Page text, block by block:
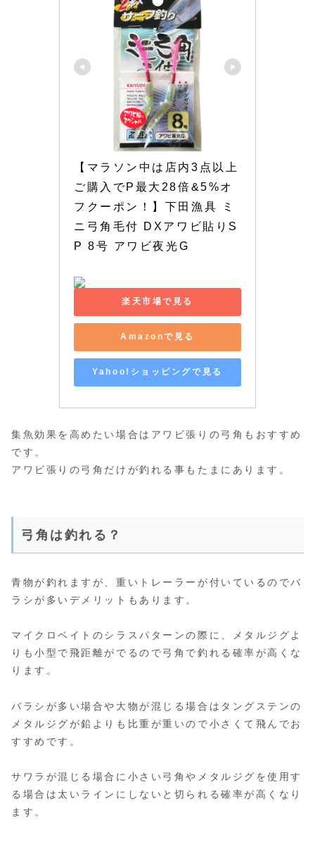
【マラソン中は店内3点以上
ご購入でP最大28倍&5%オ
フクーポン！】下田漁具 ミ
ニ弓角毛付 DXアワビ貼りS
P 8号 アワビ夜光G
楽天市場で見る
Amazonで見る
Yahoo!ショッピングで見る
集魚効果を高めたい場合はアワビ張りの弓角もおすすめ
です。
アワビ張りの弓角だけが釣れる事もたまにあります。
弓角は釣れる？
青物が釣れますが、重いトレーラーが付いているのでバ
ラシが多いデメリットもあります。
マイクロベイトのシラスパターンの際に、メタルジグよ
りも小型で飛距離がでるので弓角で釣れる確率が高くな
ります。
バラシが多い場合や大物が混じる場合はタングステンの
メタルジグが鉛よりも比重が重いので小さくて飛んでお
すすめです。
サワラが混じる場合に小さい弓角やメタルジグを使用す
る場合は太いラインにしないと切られる確率が高くなり
ます。